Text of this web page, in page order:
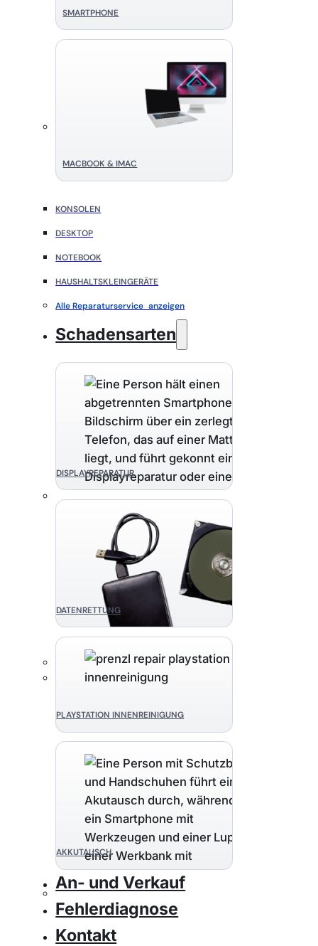
SMART­PHONE
MACBOOK & IMAC
KONSOLEN
DESKTOP
NOTEBOOK
HAUSHALTSKLEINGERÄTE
Alle Reparaturservice anzeigen
Schadensarten
DISPLAYREPARATUR
DATENRETTUNG
PLAYSTATION INNENREINIGUNG
AKKUTAUSCH
An- und Verkauf
Fehlerdiagnose
Kontakt